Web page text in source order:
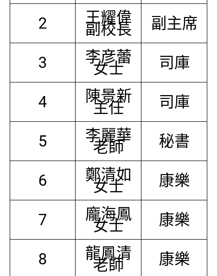
2 王耀偉
副校長 副主席
3 李彦蕾
女士 司庫
4 陳景新
主任 司庫
5 李麗華
老師 秘書
6 鄭清如
女士 康樂
7 龐海鳳
女士 康樂
8 龍鳳清
老師 康樂